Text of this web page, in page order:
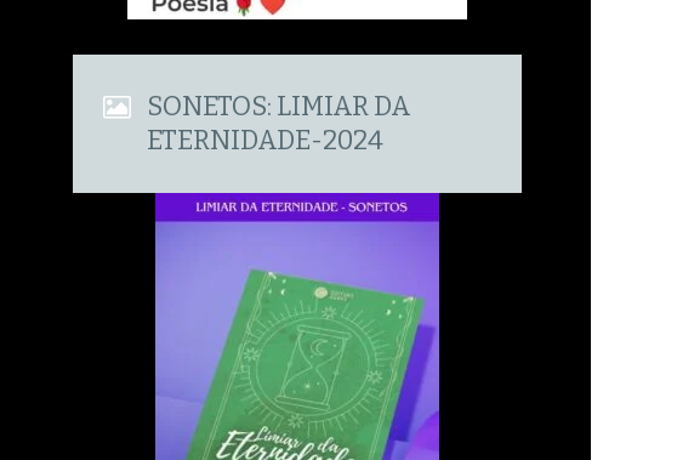
SONETOS: LIMIAR DA
ETERNIDADE-2024